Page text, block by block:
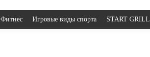
Фитнес Игровые виды спорта START GRILL